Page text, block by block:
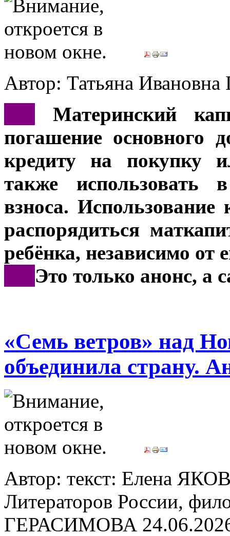
Автор: Татьяна
Материнский
погашение основного
кредиту на покупку
также использовать
взноса. Использование
распорядиться
ребёнка, независимо от
Это только анонс, а
«Семь ветров» над
объединила страну.
Автор: текст: Елена
Литераторов России,
ГЕРАСИМОВА